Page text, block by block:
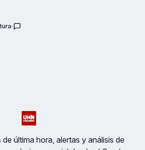
última hora, alertas y análisis de